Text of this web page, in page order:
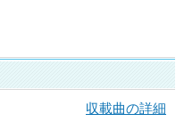
収載曲の詳細